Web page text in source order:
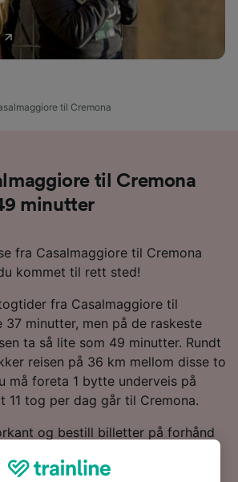
til Cremona
til Cremona
minutter
fra Casalmaggiore til Cremona
kommet til rett sted!
fra Casalmaggiore til
37 minutter, men på de raskeste
ta så lite som 49 minutter. Rundt
reisen på 36 km mellom disse to
må foreta 1 bytte underveis på
11 tog per dag går til Cremona.
og bestill billetter på forhånd
de laveste prisene. Bare start et
vår for å se de nyeste prisene